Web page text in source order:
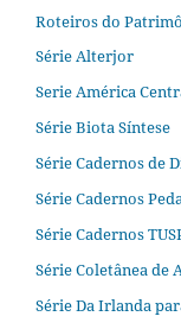
Roteiros do
Série Alterjor
Serie América
Série Biota Síntese
Série Cadernos de
Série Cadernos
Série Cadernos
Série Coletânea de
Série Da Irlanda